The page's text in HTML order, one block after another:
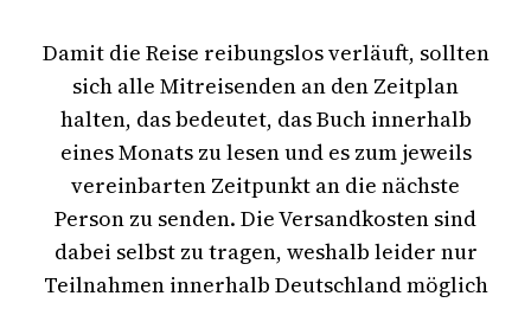
Damit die Reise reibungslos verläuft, sollten
sich alle Mitreisenden an den Zeitplan
halten, das bedeutet, das Buch innerhalb
eines Monats zu lesen und es zum jeweils
vereinbarten Zeitpunkt an die nächste
Person zu senden. Die Versandkosten sind
dabei selbst zu tragen, weshalb leider nur
Teilnahmen innerhalb Deutschland möglich